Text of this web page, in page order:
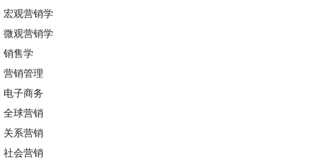
宏观营销学
微观营销学
销售学
营销管理
电子商务
全球营销
关系营销
社会营销